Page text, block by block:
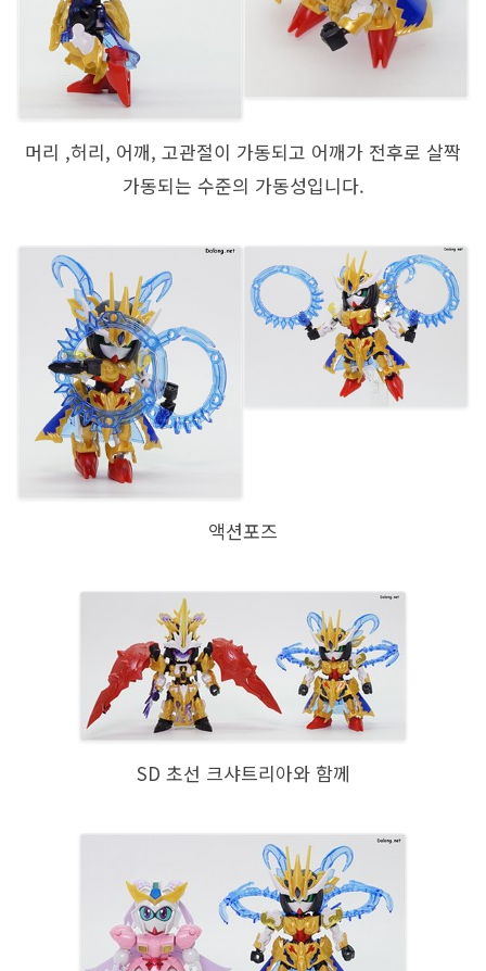
머리 ,허리, 어깨, 고관절이 가동되고 어깨가 전후로 살짝
가동되는 수준의 가동성입니다.
액션포즈
SD 초선 크샤트리아와 함께